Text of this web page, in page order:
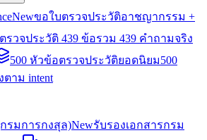
Newขอใบตรวจประวัติอาชญากรรม +
รวจประวัติ 439 ข้อรวม 439 คำถามจริง
500 หัวข้อตรวจประวัติยอดนิยม500
าม intent
รมการกงสุล)Newรับรองเอกสารกรม